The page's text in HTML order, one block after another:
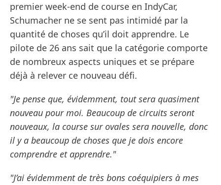
premier week-end de course en IndyCar,
Schumacher ne se sent pas intimidé par la
quantité de choses qu’il doit apprendre. Le
pilote de 26 ans sait que la catégorie comporte
de nombreux aspects uniques et se prépare
déjà à relever ce nouveau défi.
"Je pense que, évidemment, tout sera quasiment
nouveau pour moi. Beaucoup de circuits seront
nouveaux, la course sur ovales sera nouvelle, donc
il y a beaucoup de choses que je dois encore
comprendre et apprendre."
"J’ai évidemment de très bons coéquipiers à mes